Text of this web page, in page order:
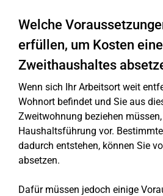
Welche
erfüllen, um Kosten
Zweithaushaltes
Wenn sich Ihr Arbeitsort weit
Wohnort befindet und Sie aus
Zweitwohnung beziehen
Haushaltsführung vor.
dadurch entstehen, können Sie
absetzen.
Dafür müssen jedoch einige